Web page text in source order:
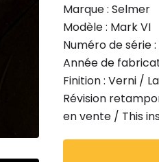
Marque : Selmer
Modèle : Mark VI
Numéro de série :
Année de
Finition : Verni /
Révision
en vente / This